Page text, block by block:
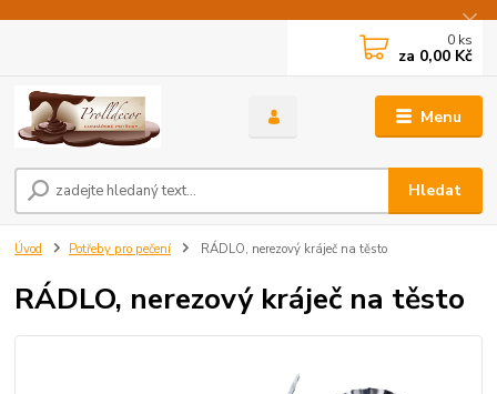
Menu
Hledat
0 ks
za 0,00 Kč
Úvod Potřeby pro pečení RÁDLO, nerezový kráječ na těsto
RÁDLO, nerezový kráječ na těsto